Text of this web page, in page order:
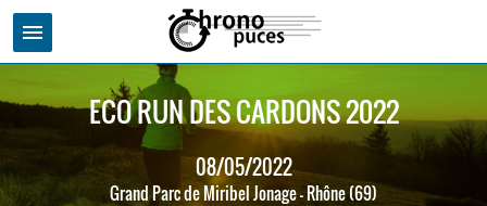
menu
ECO RUN DES CARDONS 2022
08/05/2022
Grand Parc de Miribel Jonage - Rhône (69)